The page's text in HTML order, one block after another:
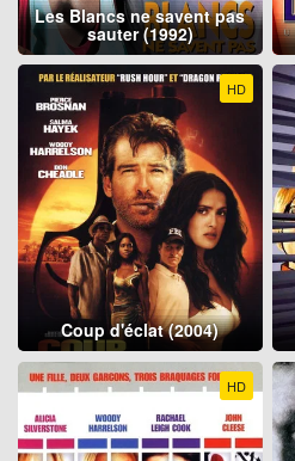
Les Blancs ne savent pas
sauter (1992)
HD
Coup d'éclat (2004)
HD